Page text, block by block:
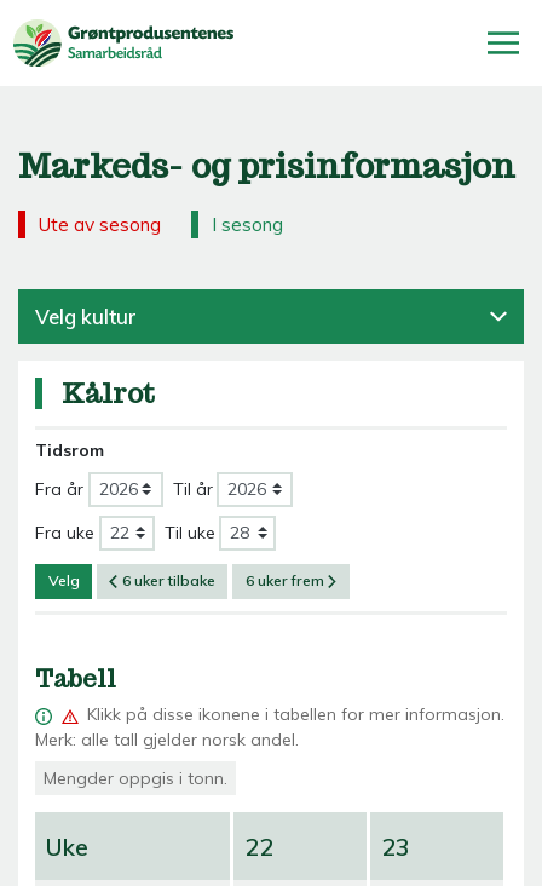
Markeds- og prisinformasjon
Ute av sesong I sesong
Velg kultur
Kålrot
Tidsrom
Fra år
Til år
Fra uke Til uke
Velg 6 uker tilbake 6 uker frem
Tabell
Klikk på disse ikonene i tabellen for mer informasjon.
Merk: alle tall gjelder norsk andel.
Mengder oppgis i tonn.
Uke 22 23